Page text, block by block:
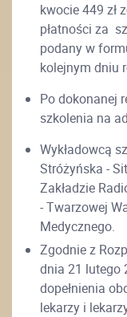
kwocie 449 zł
płatności za
podany w
kolejnym dniu
Po dokonanej
szkolenia na
Wykładowcą
Stróżyńska -
Zakładzie
- Twarzowej
Medycznego.
Zgodnie z
dnia 21 lutego
dopełnienia
lekarzy i